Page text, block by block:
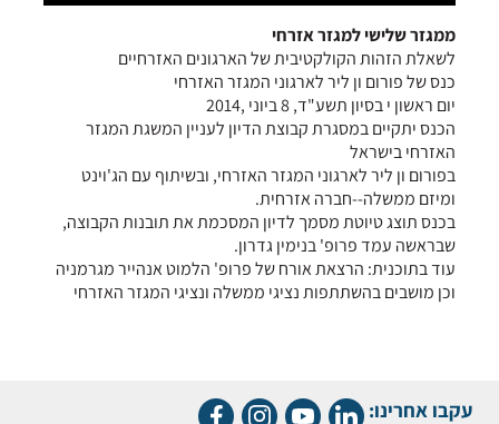
ממגזר שלישי למגזר אזרחי
לשאלת הזהות הקולקטיבית של הארגונים האזרחיים
כנס של פורום ון ליר לארגוני המגזר האזרחי
יום ראשון י בסיון תשע"ד, 8 ביוני ,2014
הכנס יתקיים במסגרת קבוצת הדיון לעניין המשגת המגזר
האזרחי בישראל
בפורום ון ליר לארגוני המגזר האזרחי, ובשיתוף עם הג'וינט
ומיזם ממשלה--חברה אזרחית.
בכנס תוצג טיוטת מסמך לדיון המסכמת את תובנות הקבוצה,
שבראשה עמד פרופ' בנימין גדרון.
עוד בתוכנית: הרצאת אורח של פרופ' הלמוט אנהייר מגרמניה
וכן מושבים בהשתתפות נציגי ממשלה ונציגי המגזר האזרחי
עקבו אחרינו: